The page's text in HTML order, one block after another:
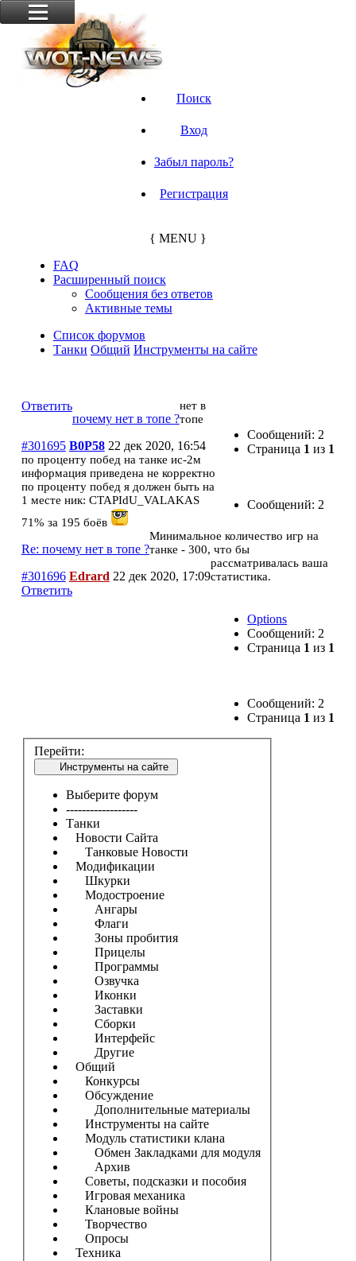
Поиск
Вход
Забыл пароль?
Регистрация
{ MENU }
FAQ
Расширенный поиск
Сообщения без ответов
Активные темы
Список форумов
Танки Общий Инструменты на сайте
Сообщений: 2
Страница 1 из 1
Сообщений: 2
Ответить
почему нет в топе ?
#301695 B0P58 22 дек 2020, 16:54
нет в
топе
по проценту побед на танке ис-2м
информация приведена не корректно
по проценту побед я должен быть на
1 месте ник: CTAPIdU_VALAKAS
71% за 195 боёв
Re: почему нет в топе ?
#301696 Edrard 22 дек 2020, 17:09
Минимальное количество игр на
танке - 300, что бы
рассматривалась ваша
статистика.
Ответить
Options
Сообщений: 2
Страница 1 из 1
Сообщений: 2
Страница 1 из 1
Перейти:
Инструменты на сайте
Выберите форум
------------------
Танки
Новости Сайта
Танковые Новости
Модификации
Шкурки
Модостроение
Ангары
Флаги
Зоны пробития
Прицелы
Программы
Озвучка
Иконки
Заставки
Сборки
Интерфейс
Другие
Общий
Конкурсы
Обсуждение
Дополнительные материалы
Инструменты на сайте
Модуль статистики клана
Обмен Закладками для модуля
Архив
Советы, подсказки и пособия
Игровая механика
Клановые войны
Творчество
Опросы
Техника